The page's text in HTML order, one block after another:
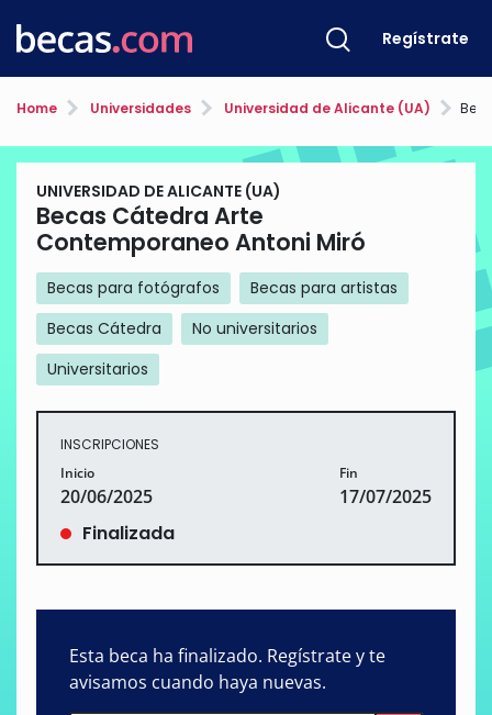
Regístrate
Home Universidades Universidad de Alicante (UA)
UNIVERSIDAD DE ALICANTE (UA)
Becas Cátedra Arte
Contemporaneo Antoni Miró
Becas para fotógrafos
Becas para artistas
Becas Cátedra
No universitarios
Universitarios
INSCRIPCIONES
Inicio
20/06/2025
Fin
17/07/2025
Finalizada
Esta beca ha finalizado. Regístrate y te
avisamos cuando haya nuevas.